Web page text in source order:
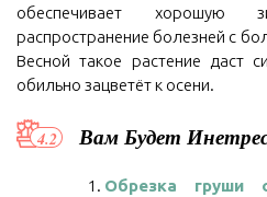
обеспечивает хорошую
распространение болезней с
Весной такое растение даст
обильно зацветёт к осени.
Вам Будет
Обрезка груши